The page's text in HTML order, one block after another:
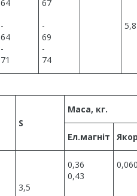
64
-
64
-
71
67
-
69
-
74
5,8
S
Маса, кг.
Ел.магніт
3,5
0,36
0,43